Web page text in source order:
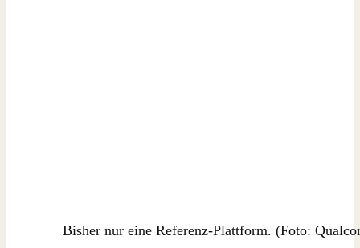
Bisher nur eine Referenz-Plattform. (Foto: